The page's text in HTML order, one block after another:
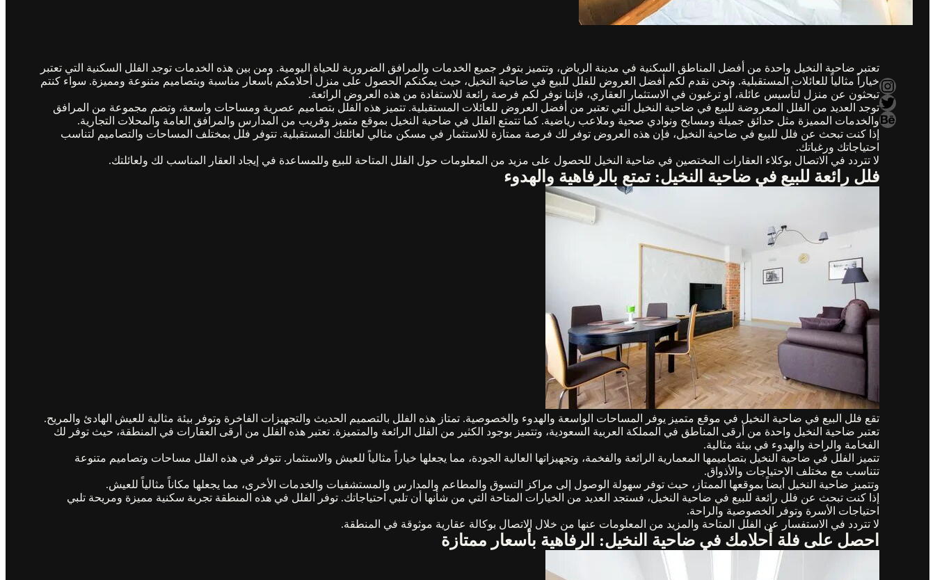
Instagram
Twitter
Behance
تعتبر ضاحية النخيل واحدة من أفضل المناطق السكنية في مدينة الرياض، وتتميز بتوفر جميع الخدمات والمرافق الضرورية للحياة اليومية. ومن بين هذه الخدمات توجد الفلل السكنية التي تعتبر
خياراً مثالياً للعائلات المستقبلية. ونحن نقدم لكم أفضل العروض للفلل للبيع في ضاحية النخيل، حيث يمكنكم الحصول على منزل أحلامكم بأسعار مناسبة وبتصاميم متنوعة ومميزة. سواء كنتم
تبحثون عن منزل لتأسيس عائلة، أو ترغبون في الاستثمار العقاري، فإننا نوفر لكم فرصة رائعة للاستفادة من هذه العروض الرائعة.
توجد العديد من الفلل المعروضة للبيع في ضاحية النخيل التي تعتبر من أفضل العروض للعائلات المستقبلية. تتميز هذه الفلل بتصاميم عصرية ومساحات واسعة، وتضم مجموعة من المرافق
والخدمات المميزة مثل حدائق جميلة ومسابح ونوادي صحية وملاعب رياضية. كما تتمتع الفلل في ضاحية النخيل بموقع متميز وقريب من المدارس والمرافق العامة والمحلات التجارية.
إذا كنت تبحث عن فلل للبيع في ضاحية النخيل، فإن هذه العروض توفر لك فرصة ممتازة للاستثمار في مسكن مثالي لعائلتك المستقبلية. تتوفر فلل بمختلف المساحات والتصاميم لتناسب
احتياجاتك ورغباتك.
لا تتردد في الاتصال بوكلاء العقارات المختصين في ضاحية النخيل للحصول على مزيد من المعلومات حول الفلل المتاحة للبيع وللمساعدة في إيجاد العقار المناسب لك ولعائلتك.
فلل رائعة للبيع في ضاحية النخيل: تمتع بالرفاهية والهدوء
تقع فلل البيع في ضاحية النخيل في موقع متميز يوفر المساحات الواسعة والهدوء والخصوصية. تمتاز هذه الفلل بالتصميم الحديث والتجهيزات الفاخرة وتوفر بيئة مثالية للعيش الهادئ والمريح.
تعتبر ضاحية النخيل واحدة من أرقى المناطق في المملكة العربية السعودية، وتتميز بوجود الكثير من الفلل الرائعة والمتميزة. تعتبر هذه الفلل من أرقى العقارات في المنطقة، حيث توفر لك
الفخامة والراحة والهدوء في بيئة مثالية.
تتميز الفلل في ضاحية النخيل بتصاميمها المعمارية الرائعة والفخمة، وتجهيزاتها العالية الجودة، مما يجعلها خياراً مثالياً للعيش والاستثمار. تتوفر في هذه الفلل مساحات وتصاميم متنوعة
تتناسب مع مختلف الاحتياجات والأذواق.
وتتميز ضاحية النخيل أيضاً بموقعها الممتاز، حيث توفر سهولة الوصول إلى مراكز التسوق والمطاعم والمدارس والمستشفيات والخدمات الأخرى، مما يجعلها مكاناً مثالياً للعيش.
إذا كنت تبحث عن فلل رائعة للبيع في ضاحية النخيل، فستجد العديد من الخيارات المتاحة التي من شأنها أن تلبي احتياجاتك. توفر الفلل في هذه المنطقة تجربة سكنية مميزة ومريحة تلبي
احتياجات الأسرة وتوفر الخصوصية والراحة.
لا تتردد في الاستفسار عن الفلل المتاحة والمزيد من المعلومات عنها من خلال الاتصال بوكالة عقارية موثوقة في المنطقة.
احصل على فلة أحلامك في ضاحية النخيل: الرفاهية بأسعار ممتازة